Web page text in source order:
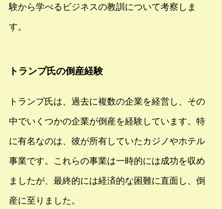
験から学べるビジネスの教訓について考察しま
す。
トランプ氏の倒産経験
トランプ氏は、過去に複数の企業を経営し、その
中でいくつかの企業が倒産を経験しています。特
に有名なのは、彼が所有していたカジノやホテル
事業です。これらの事業は一時的には成功を収め
ましたが、最終的には経済的な困難に直面し、倒
産に至りました。